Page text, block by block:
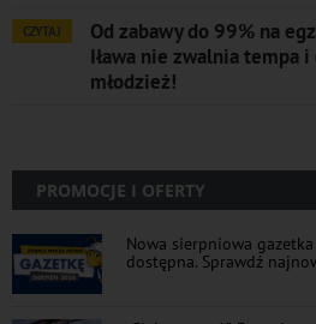
CZYTAJ
Od zabawy do 99% na
Iława nie zwalnia tempa
młodzież!
PROMOCJE I OFERTY
Nowa sierpniowa
dostępna. Sprawdź